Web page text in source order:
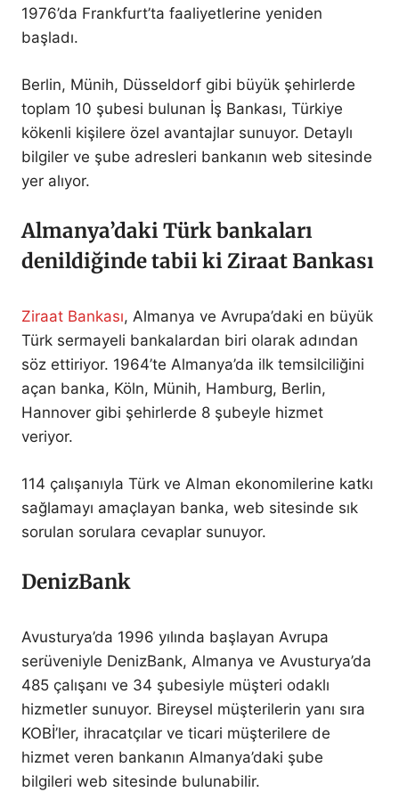
1976’da Frankfurt’ta faaliyetlerine yeniden
başladı.
Berlin, Münih, Düsseldorf gibi büyük şehirlerde
toplam 10 şubesi bulunan İş Bankası, Türkiye
kökenli kişilere özel avantajlar sunuyor. Detaylı
bilgiler ve şube adresleri bankanın web sitesinde
yer alıyor.
Almanya’daki Türk bankaları
denildiğinde tabii ki Ziraat Bankası
Ziraat Bankası, Almanya ve Avrupa’daki en büyük
Türk sermayeli bankalardan biri olarak adından
söz ettiriyor. 1964’te Almanya’da ilk temsilciliğini
açan banka, Köln, Münih, Hamburg, Berlin,
Hannover gibi şehirlerde 8 şubeyle hizmet
veriyor.
114 çalışanıyla Türk ve Alman ekonomilerine katkı
sağlamayı amaçlayan banka, web sitesinde sık
sorulan sorulara cevaplar sunuyor.
DenizBank
Avusturya’da 1996 yılında başlayan Avrupa
serüveniyle DenizBank, Almanya ve Avusturya’da
485 çalışanı ve 34 şubesiyle müşteri odaklı
hizmetler sunuyor. Bireysel müşterilerin yanı sıra
KOBİ’ler, ihracatçılar ve ticari müşterilere de
hizmet veren bankanın Almanya’daki şube
bilgileri web sitesinde bulunabilir.